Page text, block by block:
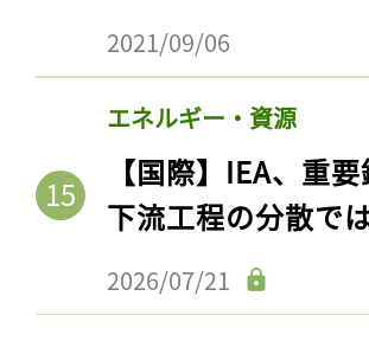
2021/09/06
エネルギー・資源
【国際】IEA、重
下流工程の分散で
2026/07/21
記事をお気